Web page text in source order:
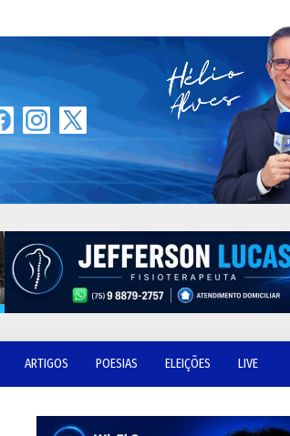
ARTIGOS POESIAS ELEIÇÕES LIVE